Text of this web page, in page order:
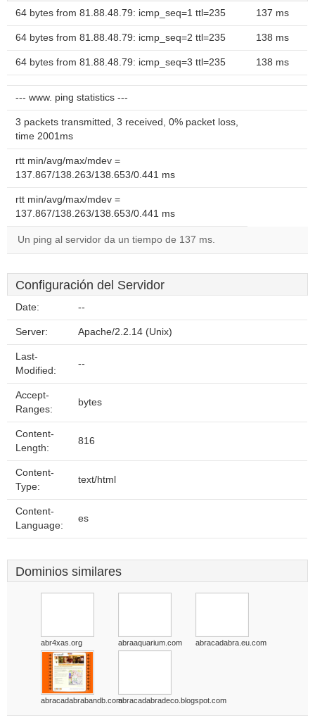
64 bytes from 81.88.48.79: icmp_seq=1 ttl=235 137 ms
64 bytes from 81.88.48.79: icmp_seq=2 ttl=235 138 ms
64 bytes from 81.88.48.79: icmp_seq=3 ttl=235 138 ms
--- www. ping statistics ---
3 packets transmitted, 3 received, 0% packet loss,
time 2001ms
rtt min/avg/max/mdev =
137.867/138.263/138.653/0.441 ms
rtt min/avg/max/mdev =
137.867/138.263/138.653/0.441 ms
Un ping al servidor da un tiempo de 137 ms.
Configuración del Servidor
Date: --
Server: Apache/2.2.14 (Unix)
Last-
Modified:
--
Accept-
Ranges:
bytes
Content-
Length:
816
Content-
Type:
text/html
Content-
Language:
es
Dominios similares
abr4xas.org abraaquarium.com abracadabra.eu.com
abracadabrabandb.comabracadabradeco.blogspot.com